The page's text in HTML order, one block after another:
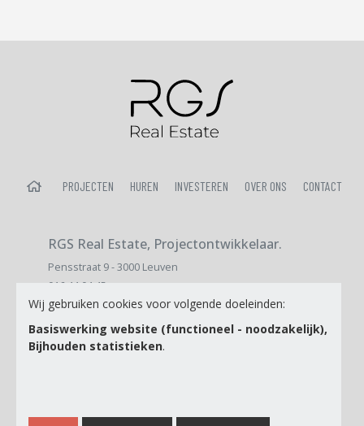
HOME PROJECTEN HUREN INVESTEREN OVER ONS CONTACT
RGS Real Estate, Projectontwikkelaar.
Pensstraat 9 - 3000 Leuven
016 44 04 45
sales@immopatrimo.be
Wij gebruiken cookies voor volgende doeleinden:
Basiswerking website (functioneel - noodzakelijk),
Bijhouden statistieken.